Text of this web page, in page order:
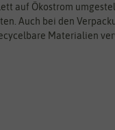
auf Ökostrom
Auch bei den
Materialien